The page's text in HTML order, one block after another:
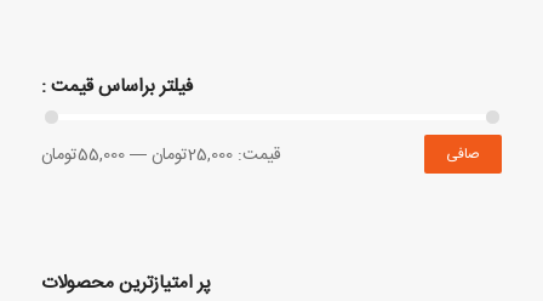
فیلتر براساس قیمت :
صافی قيمت:25,000تومان —55,000تومان
پر امتیازترین محصولات